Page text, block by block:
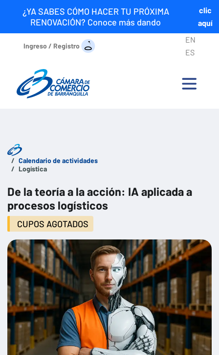
¿YA SABES CÓMO HACER TU PRÓXIMA
RENOVACIÓN? Conoce más dando
clic
aquí
Ingreso / Registro
EN
ES
Calendario de actividades
Logística
De la teoría a la acción: IA aplicada a
procesos logísticos
CUPOS AGOTADOS